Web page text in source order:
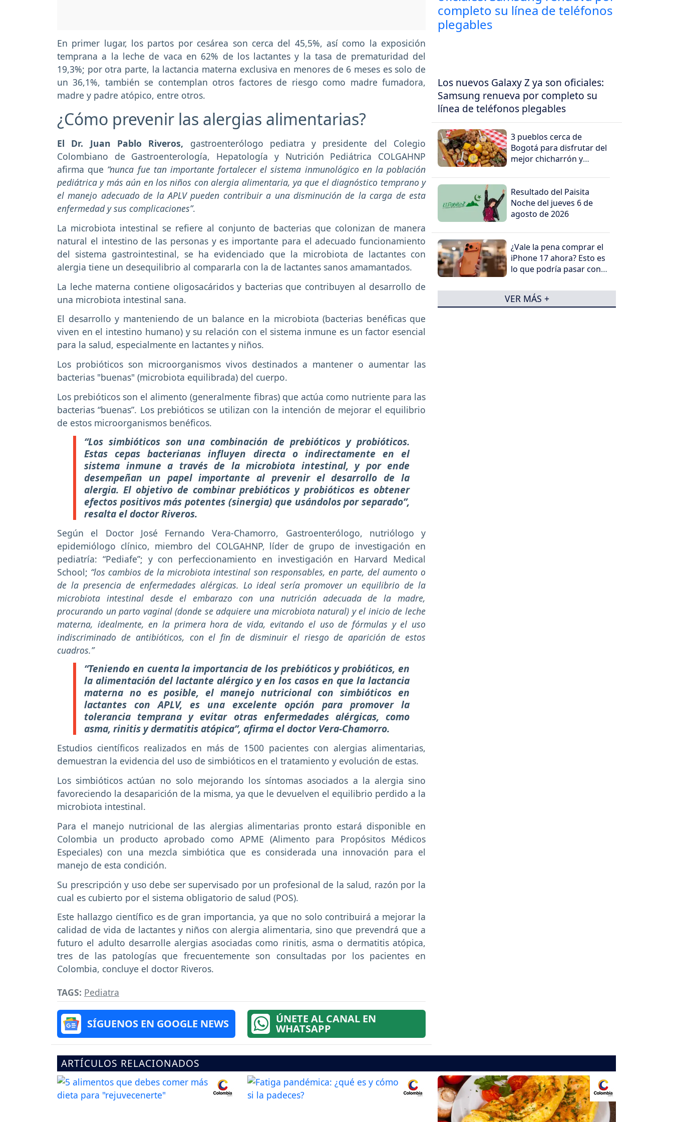
En primer lugar, los partos por cesárea son cerca del 45,5%, así como la exposición
temprana a la leche de vaca en 62% de los lactantes y la tasa de prematuridad del
19,3%; por otra parte, la lactancia materna exclusiva en menores de 6 meses es solo de
un 36,1%, también se contemplan otros factores de riesgo como madre fumadora,
madre y padre atópico, entre otros.
¿Cómo prevenir las alergias alimentarias?
El Dr. Juan Pablo Riveros, gastroenterólogo pediatra y presidente del Colegio
Colombiano de Gastroenterología, Hepatología y Nutrición Pediátrica COLGAHNP
afirma que “nunca fue tan importante fortalecer el sistema inmunológico en la población
pediátrica y más aún en los niños con alergia alimentaria, ya que el diagnóstico temprano y
el manejo adecuado de la APLV pueden contribuir a una disminución de la carga de esta
enfermedad y sus complicaciones”.
La microbiota intestinal se refiere al conjunto de bacterias que colonizan de manera
natural el intestino de las personas y es importante para el adecuado funcionamiento
del sistema gastrointestinal, se ha evidenciado que la microbiota de lactantes con
alergia tiene un desequilibrio al compararla con la de lactantes sanos amamantados.
La leche materna contiene oligosacáridos y bacterias que contribuyen al desarrollo de
una microbiota intestinal sana.
El desarrollo y manteniendo de un balance en la microbiota (bacterias benéficas que
viven en el intestino humano) y su relación con el sistema inmune es un factor esencial
para la salud, especialmente en lactantes y niños.
Los probióticos son microorganismos vivos destinados a mantener o aumentar las
bacterias "buenas" (microbiota equilibrada) del cuerpo.
Los prebióticos son el alimento (generalmente fibras) que actúa como nutriente para las
bacterias “buenas”. Los prebióticos se utilizan con la intención de mejorar el equilibrio
de estos microorganismos benéficos.
“Los simbióticos son una combinación de prebióticos y probióticos.
Estas cepas bacterianas influyen directa o indirectamente en el
sistema inmune a través de la microbiota intestinal, y por ende
desempeñan un papel importante al prevenir el desarrollo de la
alergia. El objetivo de combinar prebióticos y probióticos es obtener
efectos positivos más potentes (sinergia) que usándolos por separado”,
resalta el doctor Riveros.
Según el Doctor José Fernando Vera-Chamorro, Gastroenterólogo, nutriólogo y
epidemiólogo clínico, miembro del COLGAHNP, líder de grupo de investigación en
pediatría: “Pediafe”; y con perfeccionamiento en investigación en Harvard Medical
School; “los cambios de la microbiota intestinal son responsables, en parte, del aumento o
de la presencia de enfermedades alérgicas. Lo ideal sería promover un equilibrio de la
microbiota intestinal desde el embarazo con una nutrición adecuada de la madre,
procurando un parto vaginal (donde se adquiere una microbiota natural) y el inicio de leche
materna, idealmente, en la primera hora de vida, evitando el uso de fórmulas y el uso
indiscriminado de antibióticos, con el fin de disminuir el riesgo de aparición de estos
cuadros.”
“Teniendo en cuenta la importancia de los prebióticos y probióticos, en
la alimentación del lactante alérgico y en los casos en que la lactancia
materna no es posible, el manejo nutricional con simbióticos en
lactantes con APLV, es una excelente opción para promover la
tolerancia temprana y evitar otras enfermedades alérgicas, como
asma, rinitis y dermatitis atópica”, afirma el doctor Vera-Chamorro.
Estudios científicos realizados en más de 1500 pacientes con alergias alimentarias,
demuestran la evidencia del uso de simbióticos en el tratamiento y evolución de estas.
Los simbióticos actúan no solo mejorando los síntomas asociados a la alergia sino
favoreciendo la desaparición de la misma, ya que le devuelven el equilibrio perdido a la
microbiota intestinal.
Para el manejo nutricional de las alergias alimentarias pronto estará disponible en
Colombia un producto aprobado como APME (Alimento para Propósitos Médicos
Especiales) con una mezcla simbiótica que es considerada una innovación para el
manejo de esta condición.
Su prescripción y uso debe ser supervisado por un profesional de la salud, razón por la
cual es cubierto por el sistema obligatorio de salud (POS).
Este hallazgo científico es de gran importancia, ya que no solo contribuirá a mejorar la
calidad de vida de lactantes y niños con alergia alimentaria, sino que prevendrá que a
futuro el adulto desarrolle alergias asociadas como rinitis, asma o dermatitis atópica,
tres de las patologías que frecuentemente son consultadas por los pacientes en
Colombia, concluye el doctor Riveros.
TAGS: Pediatra
SÍGUENOS EN GOOGLE NEWS ÚNETE AL CANAL EN
WHATSAPP
Los nuevos Galaxy Z ya son oficiales:
Samsung renueva por completo su
línea de teléfonos plegables
3 pueblos cerca de
Bogotá para disfrutar del
mejor chicharrón y
Resultado del Paisita
Noche del jueves 6 de
agosto de 2026
¿Vale la pena comprar el
iPhone 17 ahora? Esto es
lo que podría pasar con
próximos meses
VER MÁS +
ARTÍCULOS RELACIONADOS